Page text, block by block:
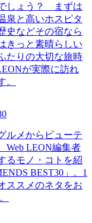
しょう？ まずは
泉と高いホスピタ
史などその宿なら
きっと素晴らしい
たりの大切な旅時
が実際に訪れ
。
ルメからビューテ
Web LEON編集者
るモノ・コトを紹
BEST30」。1
ススメのネタをお